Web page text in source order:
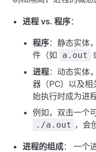
进程 vs. 程序：
程序：静态实体
件（如
a.out
进程：动态实体
器（PC）以及
始执行时成为进程
例如，双击一个
./a.out ，会
进程的组成： 一个